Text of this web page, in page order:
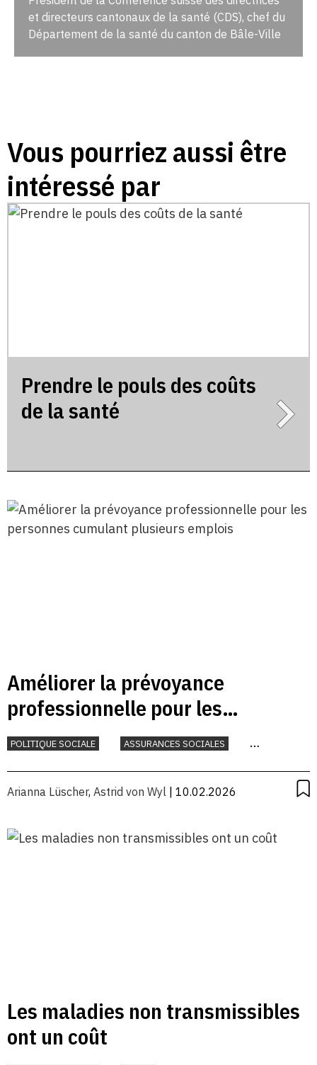
et directeurs cantonaux de la santé (CDS), chef du
Département de la santé du canton de Bâle-Ville
Vous pourriez aussi être
intéressé par
Prendre le pouls des coûts
de la santé
Améliorer la prévoyance
professionnelle pour les
personnes cumulant plusieurs
emplois
POLITIQUE SOCIALE
ASSURANCES SOCIALES
Arianna Lüscher, Astrid von Wyl | 10.02.2026
Les maladies non transmissibles
ont un coût